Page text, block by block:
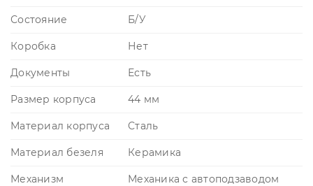
Состояние Б/У
Коробка Нет
Документы Есть
Размер корпуса 44 мм
Материал корпуса Сталь
Материал безеля Керамика
Механизм Механика с автоподзаводом